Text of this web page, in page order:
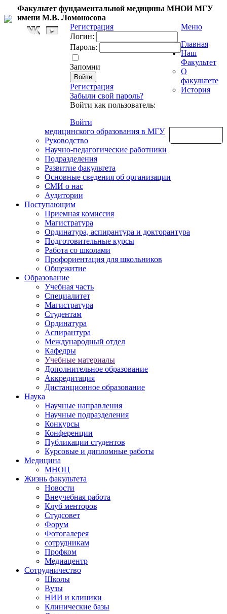
Факультет фундаментальной медицины МНОИ МГУ
имени М.В. Ломоносова
Регистрация
Логин:
Пароль:
Запомни
Регистрация
Забыли свой пароль?
Войти как пользователь:
Войти
Меню
Главная
Наш
Факультет
О
факультете
История
медицинского образования в МГУ
Руководство
Научно-педагогические работники
Подразделения
Развитие факультета
Основные сведения об организации
СМИ о нас
Аудитории
Поступающим
Приемная комиссия
Магистратура
Ординатура, аспирантура и докторантура
Подготовительные курсы
Работа со школами
Профориентация для школьников
Общежитие
Образование
Учебная часть
Специалитет
Магистратура
Студентам
Ординатура
Аспирантура
Международный отдел
Кафедры
Учебные материалы
Дополнительное образование
Аккредитация
Дистанционное образование
Наука
Научные направления
Научные подразделения
Конкурсы
Конференции
Публикации студентов
Курсовые и дипломные работы
Медицина
МНОЦ
Жизнь факультета
Новости
Внеучебная работа
Клуб менторов
Студсовет
Форум
Фотогалерея
сотрудникам
Профком
Медиацентр
Сотрудничество
Школы
Вузы
НИИ и клиники
Клинические базы